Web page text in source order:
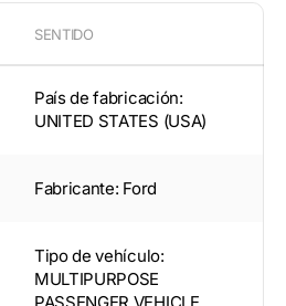
SENTIDO
País de fabricación:
UNITED STATES (USA)
Fabricante: Ford
Tipo de vehículo:
MULTIPURPOSE
PASSENGER VEHICLE